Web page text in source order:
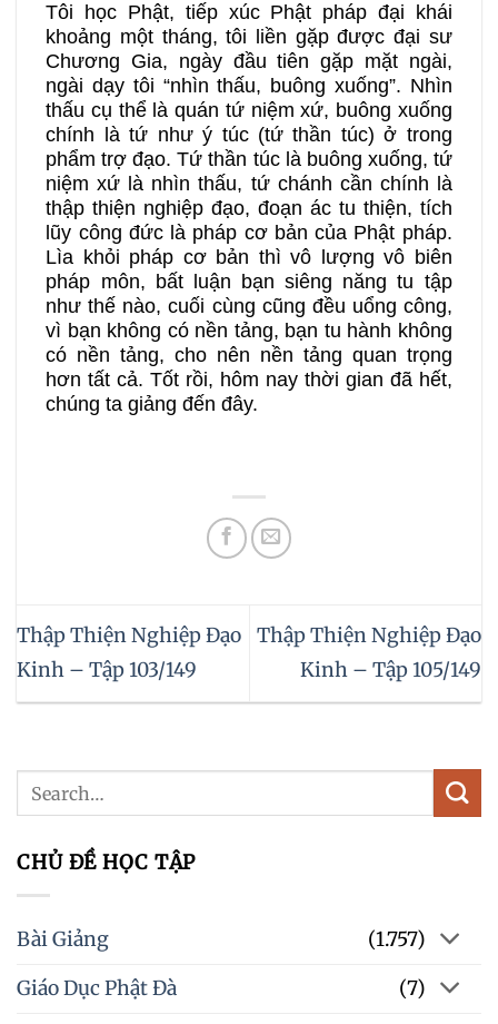
Tôi học Phật, tiếp xúc Phật pháp đại khái
khoảng một tháng, tôi liền gặp được đại sư
Chương Gia, ngày đầu tiên gặp mặt ngài,
ngài dạy tôi “nhìn thấu, buông xuống”. Nhìn
thấu cụ thể là quán tứ niệm xứ, buông xuống
chính là tứ như ý túc (tứ thần túc) ở trong
phẩm trợ đạo. Tứ thần túc là buông xuống, tứ
niệm xứ là nhìn thấu, tứ chánh cần chính là
thập thiện nghiệp đạo, đoạn ác tu thiện, tích
lũy công đức là pháp cơ bản của Phật pháp.
Lìa khỏi pháp cơ bản thì vô lượng vô biên
pháp môn, bất luận bạn siêng năng tu tập
như thế nào, cuối cùng cũng đều uổng công,
vì bạn không có nền tảng, bạn tu hành không
có nền tảng, cho nên nền tảng quan trọng
hơn tất cả. Tốt rồi, hôm nay thời gian đã hết,
chúng ta giảng đến đây.
Thập Thiện Nghiệp Đạo
Kinh – Tập 103/149
Thập Thiện Nghiệp Đạo
Kinh – Tập 105/149
CHỦ ĐỀ HỌC TẬP
Bài Giảng
(1.757)
Giáo Dục Phật Đà
(7)